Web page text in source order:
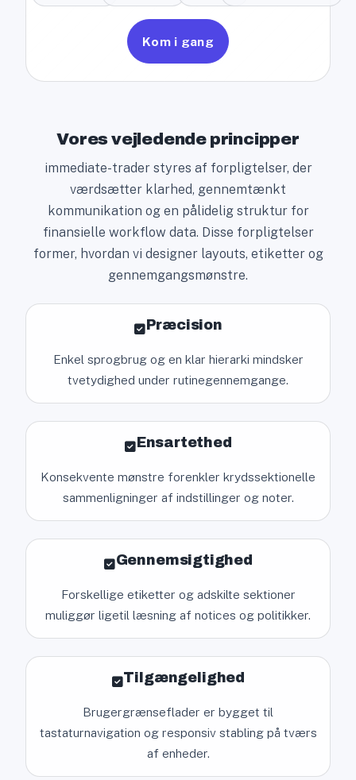
Kom i gang
Vores vejledende principper
immediate-trader styres af forpligtelser, der
værdsætter klarhed, gennemtænkt
kommunikation og en pålidelig struktur for
finansielle workflow data. Disse forpligtelser
former, hvordan vi designer layouts, etiketter og
gennemgangsmønstre.
Præcision
Enkel sprogbrug og en klar hierarki mindsker
tvetydighed under rutinegennemgange.
Ensartethed
Konsekvente mønstre forenkler krydssektionelle
sammenligninger af indstillinger og noter.
Gennemsigtighed
Forskellige etiketter og adskilte sektioner
muliggør ligetil læsning af notices og politikker.
Tilgængelighed
Brugergrænseflader er bygget til
tastaturnavigation og responsiv stabling på tværs
af enheder.